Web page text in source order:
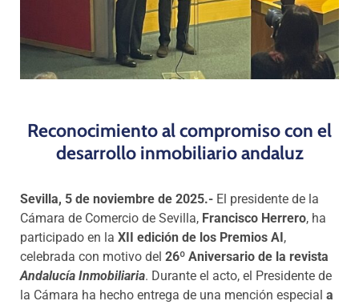
Reconocimiento al compromiso con el
desarrollo inmobiliario andaluz
Sevilla, 5 de noviembre de 2025.- El presidente de la
Cámara de Comercio de Sevilla, Francisco Herrero, ha
participado en la XII edición de los Premios AI,
celebrada con motivo del 26º Aniversario de la revista
Andalucía Inmobiliaria. Durante el acto, el Presidente de
la Cámara ha hecho entrega de una mención especial a